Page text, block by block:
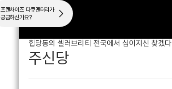
힙당동의 셀러브리티 전국에서 십이지신 찾겠다
주신당
프랜차이즈 다큐멘터리가
궁금하신가요?